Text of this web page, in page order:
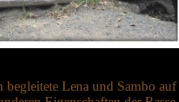
Lena und Sambo auf